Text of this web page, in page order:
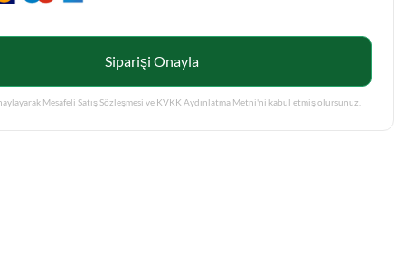
Siparişi Onayla
Mesafeli Satış Sözleşmesi ve KVKK Aydınlatma Metni'ni kabul etmiş olursunuz.